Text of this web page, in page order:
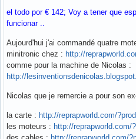
el todo por € 142; Voy a tener que
funcionar ..
Aujourd'hui j'ai commandé quatre
minitronic chez : http://
comme pour la machine de Nicolas :
http://
Nicolas que je remercie a pour son
la carte : http://reprapworld.com/
les moteurs : http://